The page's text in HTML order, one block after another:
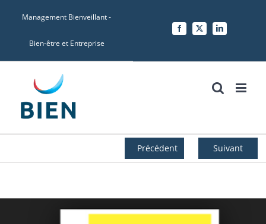
Management Bienveillant -
Bien-être et Entreprise
Facebook
X LinkedIn
Précédent Suivant